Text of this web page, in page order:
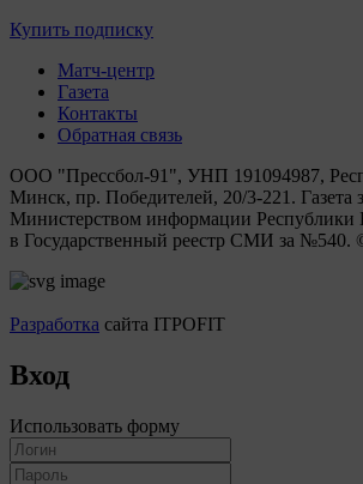
Купить подписку
Матч-центр
Газета
Контакты
Обратная связь
ООО "Прессбол-91", УНП 191094987,
Минск, пр. Победителей, 20/3-221. Газета
Министерством информации Республики
в Государственный реестр СМИ за №540.
Разработка сайта ITPOFIT
Вход
Использовать форму